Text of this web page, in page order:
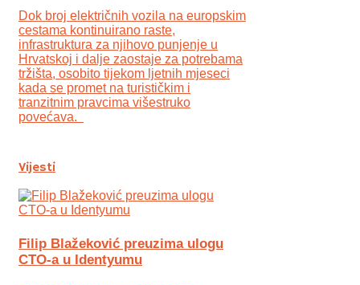
Dok broj električnih vozila na europskim
cestama kontinuirano raste,
infrastruktura za njihovo punjenje u
Hrvatskoj i dalje zaostaje za potrebama
tržišta, osobito tijekom ljetnih mjeseci
kada se promet na turističkim i
tranzitnim pravcima višestruko
povećava.
Vijesti
Filip Blažeković preuzima ulogu
CTO-a u Identyumu